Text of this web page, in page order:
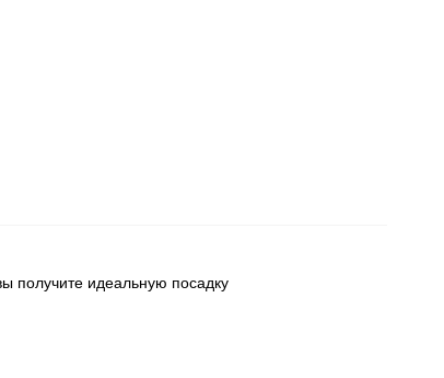
получите идеальную посадку